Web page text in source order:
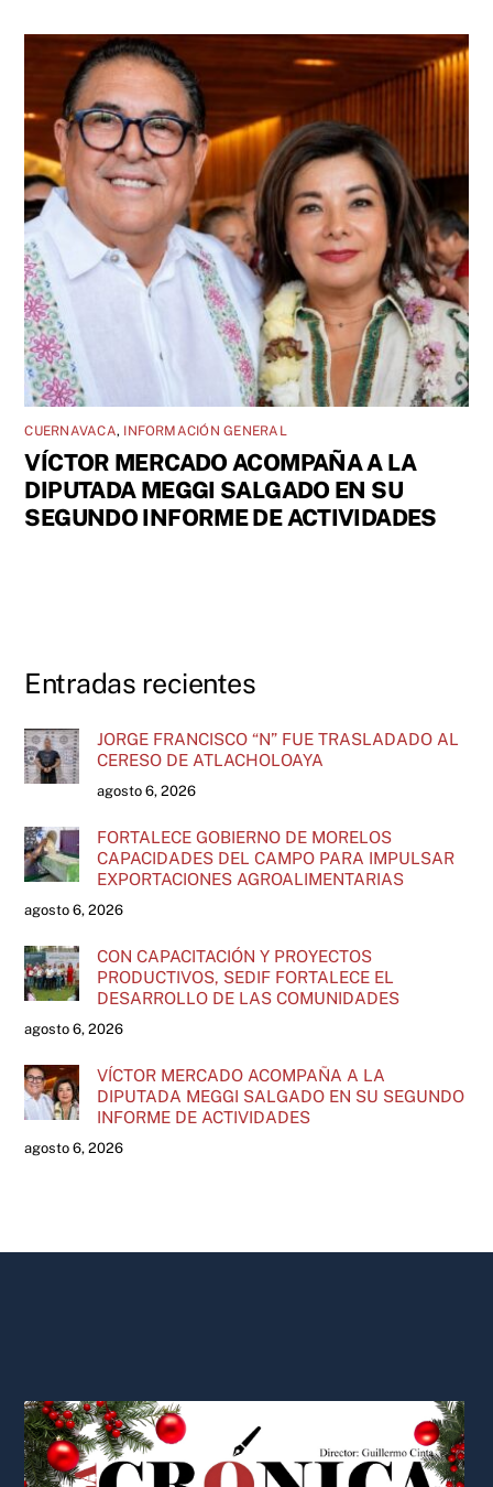
CUERNAVACA, INFORMACIÓN GENERAL
VÍCTOR MERCADO ACOMPAÑA A LA
DIPUTADA MEGGI SALGADO EN SU
SEGUNDO INFORME DE ACTIVIDADES
Entradas recientes
JORGE FRANCISCO “N” FUE TRASLADADO AL
CERESO DE ATLACHOLOAYA
agosto 6, 2026
FORTALECE GOBIERNO DE MORELOS
CAPACIDADES DEL CAMPO PARA IMPULSAR
EXPORTACIONES AGROALIMENTARIAS
agosto 6, 2026
CON CAPACITACIÓN Y PROYECTOS
PRODUCTIVOS, SEDIF FORTALECE EL
DESARROLLO DE LAS COMUNIDADES
agosto 6, 2026
VÍCTOR MERCADO ACOMPAÑA A LA
DIPUTADA MEGGI SALGADO EN SU SEGUNDO
INFORME DE ACTIVIDADES
agosto 6, 2026
To
Top